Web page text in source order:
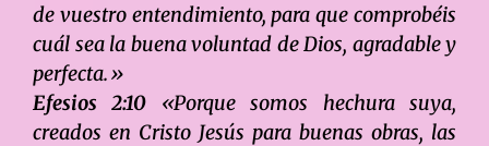
de vuestro entendimiento, para que comprobéis
cuál sea la buena voluntad de Dios, agradable y
perfecta.»
Efesios 2:10 «Porque somos hechura suya,
creados en Cristo Jesús para buenas obras, las